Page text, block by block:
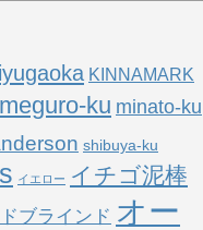
KINNAMARK
meguro-ku minato-ku
shibuya-ku
イエロー イチゴ泥棒
ブラインド オー